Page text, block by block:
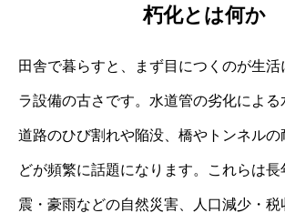
朽化とは何か
田舎で暮らすと、まず目につくのが生活
ラ設備の古さです。水道管の劣化による
道路のひび割れや陥没、橋やトンネルの
どが頻繁に話題になります。これらは
震・豪雨などの自然災害、人口減少・